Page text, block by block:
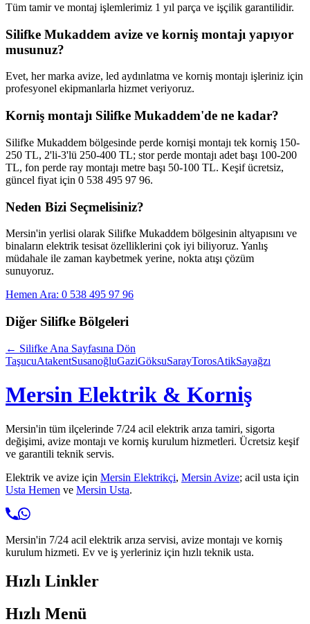
Tüm tamir ve montaj işlemlerimiz 1 yıl parça ve işçilik garantilidir.
Silifke Mukaddem avize ve korniş montajı yapıyor
musunuz?
Evet, her marka avize, led aydınlatma ve korniş montajı işleriniz için
profesyonel ekipmanlarla hizmet veriyoruz.
Korniş montajı Silifke Mukaddem'de ne kadar?
Silifke Mukaddem bölgesinde perde kornişi montajı tek korniş 150-
250 TL, 2'li-3'lü 250-400 TL; stor perde montajı adet başı 100-200
TL, fon perde ray montajı metre başı 50-100 TL. Keşif ücretsiz,
güncel fiyat için 0 538 495 97 96.
Neden Bizi Seçmelisiniz?
Mersin'in yerlisi olarak Silifke Mukaddem bölgesinin altyapısını ve
binaların elektrik tesisat özelliklerini çok iyi biliyoruz. Yanlış
müdahale ile zaman kaybetmek yerine, nokta atışı çözüm
sunuyoruz.
Hemen Ara: 0 538 495 97 96
Diğer Silifke Bölgeleri
← Silifke Ana Sayfasına Dön
TaşucuAtakentSusanoğluGaziGöksuSarayTorosAtikSayağzı
Mersin Elektrik & Korniş
Mersin'in tüm ilçelerinde 7/24 acil elektrik arıza tamiri, sigorta
değişimi, avize montajı ve korniş kurulum hizmetleri. Ücretsiz keşif
ve garantili teknik servis.
Elektrik ve avize için Mersin Elektrikçi, Mersin Avize; acil usta için
Usta Hemen ve Mersin Usta.
Mersin'in 7/24 acil elektrik arıza servisi, avize montajı ve korniş
kurulum hizmeti. Ev ve iş yerleriniz için hızlı teknik usta.
Hızlı Linkler
Hızlı Menü